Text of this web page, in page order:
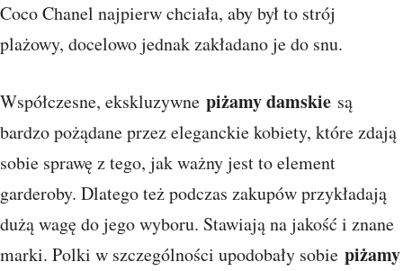
Coco Chanel najpierw chciała, aby był to strój
plażowy, docelowo jednak zakładano je do snu.
Współczesne, ekskluzywne piżamy damskie są
bardzo pożądane przez eleganckie kobiety, które zdają
sobie sprawę z tego, jak ważny jest to element
garderoby. Dlatego też podczas zakupów przykładają
dużą wagę do jego wyboru. Stawiają na jakość i znane
marki. Polki w szczególności upodobały sobie piżamy